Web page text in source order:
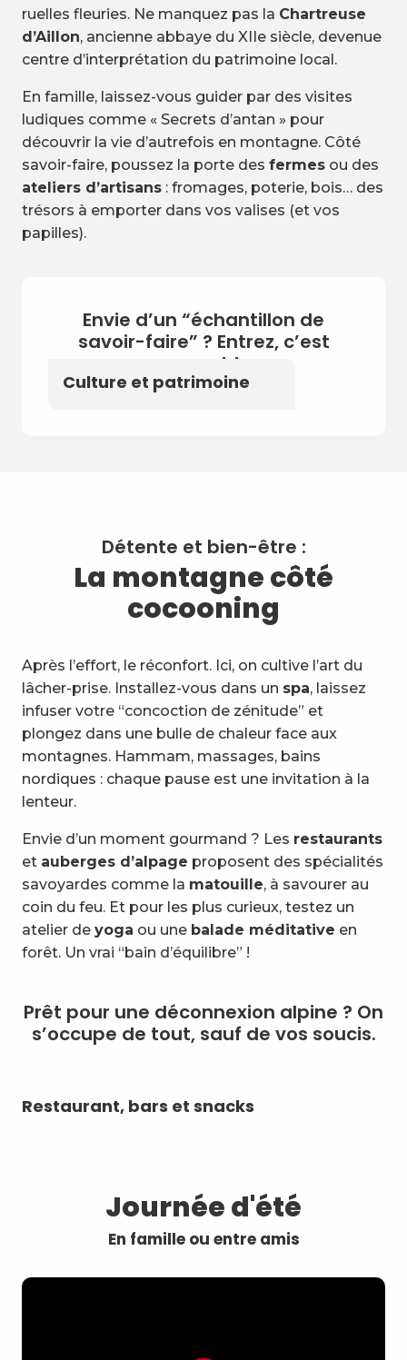
ruelles fleuries. Ne manquez pas la Chartreuse
d’Aillon, ancienne abbaye du XIIe siècle, devenue
centre d’interprétation du patrimoine local.
En famille, laissez-vous guider par des visites
ludiques comme « Secrets d’antan » pour
découvrir la vie d’autrefois en montagne. Côté
savoir-faire, poussez la porte des fermes ou des
ateliers d’artisans : fromages, poterie, bois… des
trésors à emporter dans vos valises (et vos
papilles).
Envie d’un “échantillon de
savoir-faire” ? Entrez, c’est
ouvert !
Culture et patrimoine
Détente et bien-être :
La montagne côté
cocooning
Après l’effort, le réconfort. Ici, on cultive l’art du
lâcher-prise. Installez-vous dans un spa, laissez
infuser votre “concoction de zénitude” et
plongez dans une bulle de chaleur face aux
montagnes. Hammam, massages, bains
nordiques : chaque pause est une invitation à la
lenteur.
Envie d’un moment gourmand ? Les restaurants
et auberges d’alpage proposent des spécialités
savoyardes comme la matouille, à savourer au
coin du feu. Et pour les plus curieux, testez un
atelier de yoga ou une balade méditative en
forêt. Un vrai “bain d’équilibre” !
Prêt pour une déconnexion alpine ? On
s’occupe de tout, sauf de vos soucis.
Restaurant, bars et snacks
Journée d'été
En famille ou entre amis